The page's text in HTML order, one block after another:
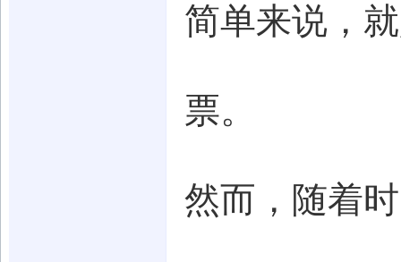
简单来说，
票。
然而，随着